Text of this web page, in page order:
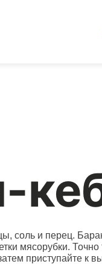
соль и перец.
мясорубки. Точно
приступайте